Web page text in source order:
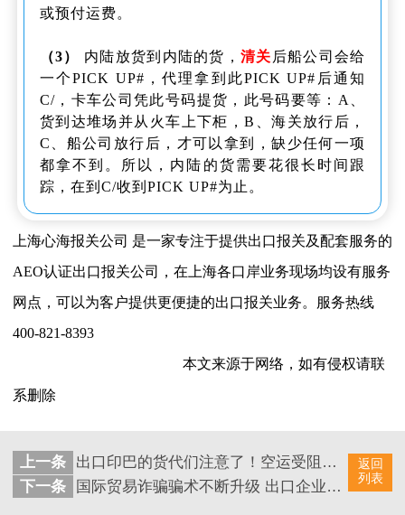
或预付运费。
（3） 内陆放货到内陆的货，清关 后船公司会给
一个PICK UP#，代理拿到此PICK UP#后通知
C/，卡车公司凭此号码提货，此号码要等：A、
货到达堆场并从火车上下柜，B、海关放行后，
C、船公司放行后，才可以拿到，缺少任何一项
都拿不到。所以，内陆的货需要花很长时间跟
踪，在到C/收到PICK UP#为止。
上海心海报关公司 是一家专注于提供出口报关及配套服务的
AEO认证出口报关公司，在上海各口岸业务现场均设有服务
网点，可以为客户提供更便捷的出口报关业务。服务热线
400-821-8393
本文来源于网络，如有侵权请联
系删除
返回
列表
上一条
出口印巴的货代们注意了！空运受阻，海运受阻，货物受损....
下一条
国际贸易诈骗骗术不断升级 出口企业如何练就火眼金睛